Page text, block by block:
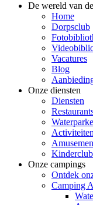
De wereld van
Home
Dorpsclub
Vacatures
Blog
Onze diensten
Diensten
Activiteiten
Kinderclub
Onze campings
Ontdek
Camping